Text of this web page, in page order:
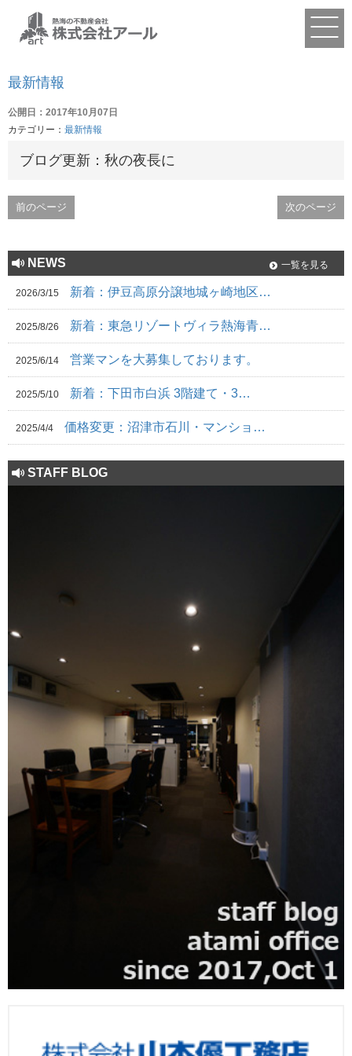
最新情報
公開日：2017年10月07日
カテゴリー： 最新情報
ブログ更新：秋の夜長に
前のページ 次のページ
NEWS 一覧を見る
2026/3/15 新着：伊豆高原分譲地城ヶ崎地区…
2025/8/26 新着：東急リゾートヴィラ熱海青…
2025/6/14 営業マンを大募集しております。
2025/5/10 新着：下田市白浜 3階建て・3…
2025/4/4 価格変更：沼津市石川・マンショ…
STAFF BLOG